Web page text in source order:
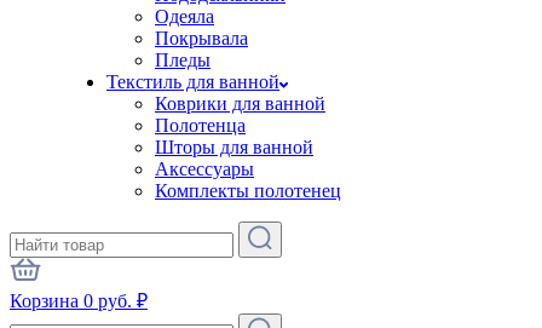
Одеяла
Покрывала
Пледы
Текстиль для ванной
Коврики для ванной
Полотенца
Шторы для ванной
Аксессуары
Комплекты полотенец
Корзина 0 руб. ₽